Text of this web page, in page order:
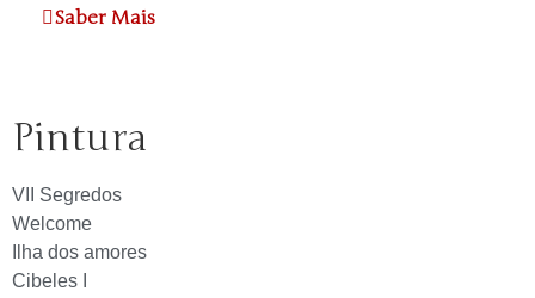
Saber Mais
Pintura
VII Segredos
Welcome
Ilha dos amores
Cibeles I